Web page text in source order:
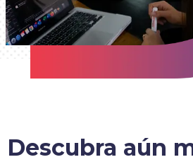
Descubra aún